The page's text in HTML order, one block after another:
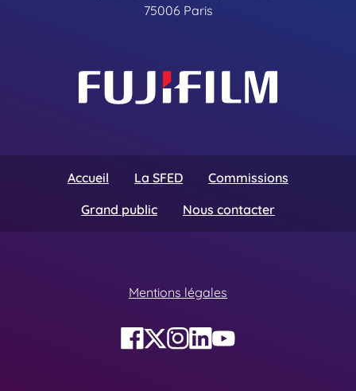
75006 Paris
Accueil La SFED
Commissions
Grand public
Nous contacter
Mentions légales